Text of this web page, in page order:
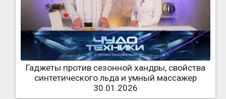
Гаджеты против сезонной хандры, свойства
синтетического льда и умный массажер
30.01.2026